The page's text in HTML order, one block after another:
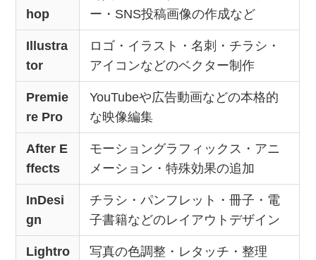
hop
ー・SNS投稿画像の作成など
Illustra
tor
ロゴ・イラスト・名刺・チラシ・
アイコンなどのベクター制作
Premie
re Pro
YouTubeや広告動画などの本格的
な映像編集
After E
ffects
モーショングラフィックス・アニ
メーション・特殊効果の追加
InDesi
gn
チラシ・パンフレット・冊子・電
子書籍などのレイアウトデザイン
Lightro
写真の色調整・レタッチ・整理